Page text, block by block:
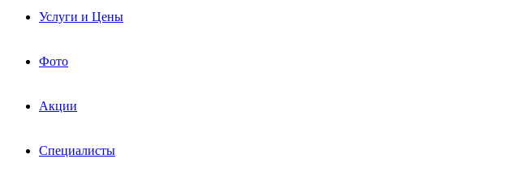
Услуги и Цены
Фото
Акции
Специалисты